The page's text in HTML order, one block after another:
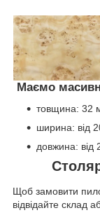
Маємо
товщина: 32
ширина: від
довжина: від
Щоб замовити
відвідайте склад